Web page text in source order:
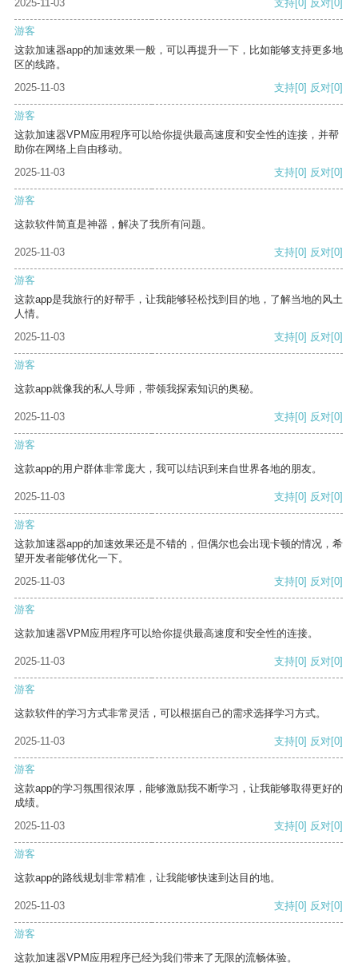
2025-11-03
支持[0] 反对[0]
游客
这款加速器app的加速效果一般，可以再提升一下，比如能够支持更多地
区的线路。
2025-11-03
支持[0] 反对[0]
游客
这款加速器VPM应用程序可以给你提供最高速度和安全性的连接，并帮
助你在网络上自由移动。
2025-11-03
支持[0] 反对[0]
游客
这款软件简直是神器，解决了我所有问题。
2025-11-03 支持[0] 反对[0]
游客
这款app是我旅行的好帮手，让我能够轻松找到目的地，了解当地的风土
人情。
2025-11-03
支持[0] 反对[0]
游客
这款app就像我的私人导师，带领我探索知识的奥秘。
2025-11-03 支持[0] 反对[0]
游客
这款app的用户群体非常庞大，我可以结识到来自世界各地的朋友。
2025-11-03 支持[0] 反对[0]
游客
这款加速器app的加速效果还是不错的，但偶尔也会出现卡顿的情况，希
望开发者能够优化一下。
2025-11-03
支持[0] 反对[0]
游客
这款加速器VPM应用程序可以给你提供最高速度和安全性的连接。
2025-11-03 支持[0] 反对[0]
游客
这款软件的学习方式非常灵活，可以根据自己的需求选择学习方式。
2025-11-03 支持[0] 反对[0]
游客
这款app的学习氛围很浓厚，能够激励我不断学习，让我能够取得更好的
成绩。
2025-11-03
支持[0] 反对[0]
游客
这款app的路线规划非常精准，让我能够快速到达目的地。
2025-11-03 支持[0] 反对[0]
游客
这款加速器VPM应用程序已经为我们带来了无限的流畅体验。